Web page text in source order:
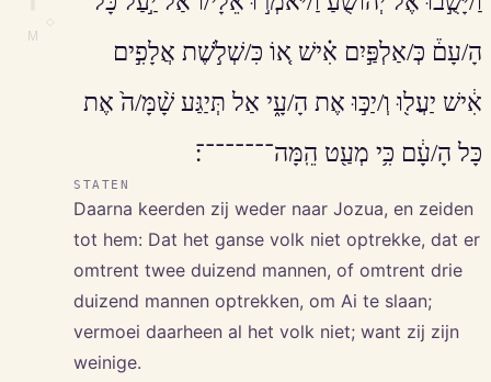
M
הָ/עָם֒ כְּ/אַלְפַּ֣יִם אִ֗ישׁ א֚וֹ כִּ/שְׁלֹ֣שֶׁת אֲלָפִ֣ים
אִ֔ישׁ יַעֲל֖וּ וְ/יַכּ֣וּ אֶת הָ/עָ֑י אַל תְּיַגַּע שָׁ֨מָּ/ה֙ אֶת
כָּל הָ/עָ֔ם כִּ֥י מְעַ֖ט הֵֽמָּה־־־־־־־־׃
STATEN
Daarna keerden zij weder naar Jozua, en zeiden
tot hem: Dat het ganse volk niet optrekke, dat er
omtrent twee duizend mannen, of omtrent drie
duizend mannen optrekken, om Ai te slaan;
vermoei daarheen al het volk niet; want zij zijn
weinige.